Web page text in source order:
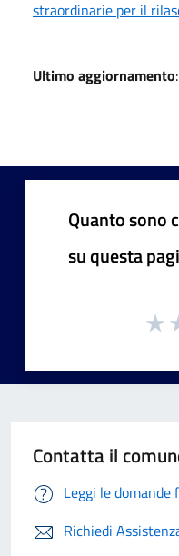
straordinarie per il
Ultimo aggiornamento
Quanto sono
su questa
Contatta il
Leggi le domande
Richiedi